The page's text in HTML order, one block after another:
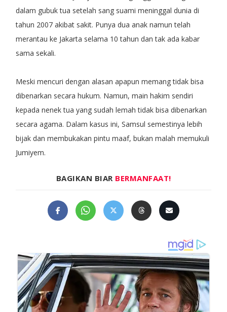
dalam gubuk tua setelah sang suami meninggal dunia di
tahun 2007 akibat sakit. Punya dua anak namun telah
merantau ke Jakarta selama 10 tahun dan tak ada kabar
sama sekali.
Meski mencuri dengan alasan apapun memang tidak bisa
dibenarkan secara hukum. Namun, main hakim sendiri
kepada nenek tua yang sudah lemah tidak bisa dibenarkan
secara agama. Dalam kasus ini, Samsul semestinya lebih
bijak dan membukakan pintu maaf, bukan malah memukuli
Jumiyem.
BAGIKAN BIAR BERMANFAAT!